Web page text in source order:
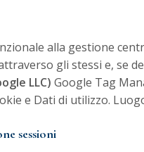
alla gestione
gli stessi e, se
LLC) Google Tag
e Dati di utilizzo.
sessioni